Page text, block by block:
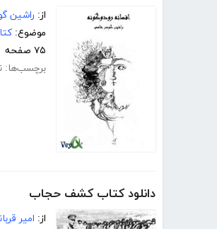
از: راشین
موضوع:
۷۵ صفحه
برچسب‌ها:
دانلود کتاب کشف حجاب
از: امیر